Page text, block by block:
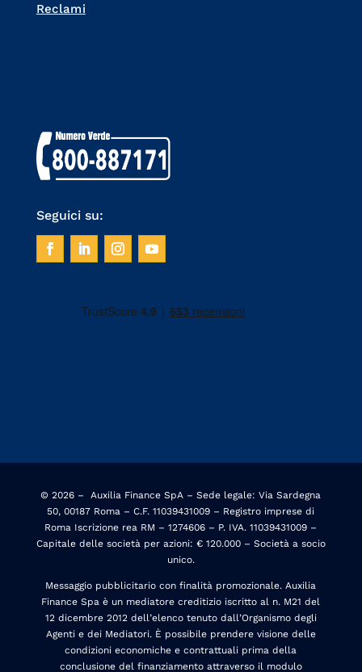
Reclami
Seguici su:
© 2026 –
Auxilia Finance SpA – Sede legale: Via Sardegna
50, 00187 Roma – C.F. 11039431009 – Registro imprese di
Roma Iscrizione rea RM – 1274606 – P. IVA. 11039431009 –
Capitale delle società per azioni: € 120.000 – Società a socio
unico.
Messaggio pubblicitario con finalità promozionale. Auxilia
Finance Spa è un mediatore creditizio iscritto al n. M21 del
12 dicembre 2012 dell’elenco tenuto dall’Organismo degli
Agenti e dei Mediatori. È possibile prendere visione delle
condizioni economiche e contrattuali prima della
conclusione del finanziamento attraverso il modulo